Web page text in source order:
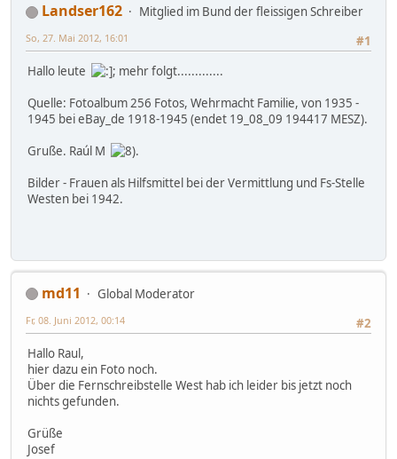
Landser162
Mitglied im Bund der fleissigen Schreiber
#1
So, 27. Mai 2012, 16:01
Hallo leute
; mehr folgt.............
Quelle: Fotoalbum 256 Fotos, Wehrmacht Familie, von 1935 -
1945 bei eBay_de 1918-1945 (endet 19_08_09 194417 MESZ).
Gruße. Raúl M
.
Bilder - Frauen als Hilfsmittel bei der Vermittlung und Fs-Stelle
Westen bei 1942.
md11
Global Moderator
#2
Fr, 08. Juni 2012, 00:14
Hallo Raul,
hier dazu ein Foto noch.
Über die Fernschreibstelle West hab ich leider bis jetzt noch
nichts gefunden.
Grüße
Josef